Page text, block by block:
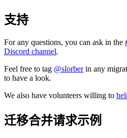
支持
For any questions, you can ask in the
Discord channel.
Feel free to tag @slorberin any
to have a look.
We also have volunteers willing to
迁移合并请求示例